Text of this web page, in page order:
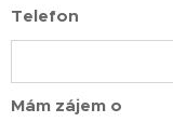
Telefon
Mám zájem o